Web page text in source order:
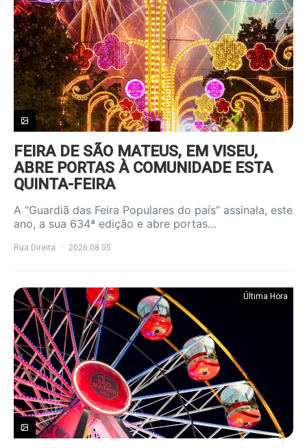
FEIRA DE SÃO MATEUS, EM VISEU,
ABRE PORTAS À COMUNIDADE ESTA
QUINTA-FEIRA
A “Guardiã das Feira Populares do país” assinala, este
ano, a sua 634ª edição e abre portas…
Rua Direita 2026.08.05
Última Hora